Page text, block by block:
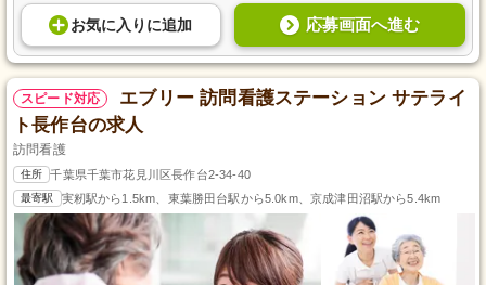
お気に入り に追加 応募画面へ進む
スピード対応
エブリー 訪問看護ステーション サテライ
ト長作台の求人
訪問看護
住所 千葉県千葉市花見川区長作台2-34-40
最寄駅 実籾駅から1.5km、東葉勝田台駅から5.0km、京成津田沼駅から5.4km